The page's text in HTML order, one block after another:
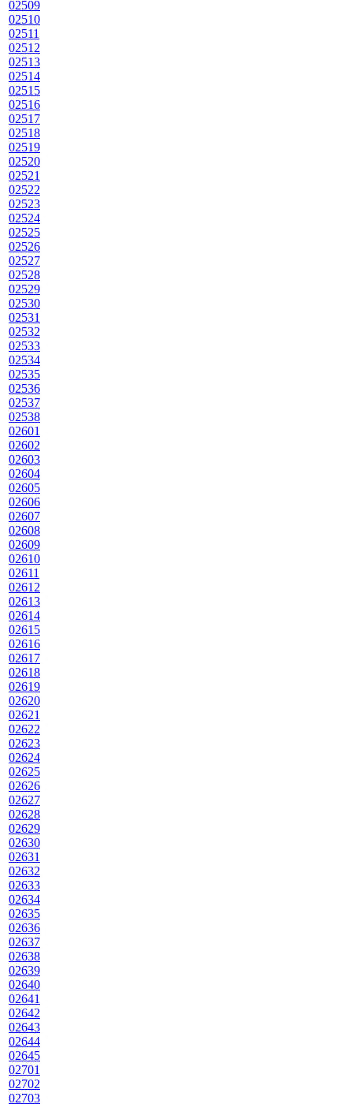
02509
02510
02511
02512
02513
02514
02515
02516
02517
02518
02519
02520
02521
02522
02523
02524
02525
02526
02527
02528
02529
02530
02531
02532
02533
02534
02535
02536
02537
02538
02601
02602
02603
02604
02605
02606
02607
02608
02609
02610
02611
02612
02613
02614
02615
02616
02617
02618
02619
02620
02621
02622
02623
02624
02625
02626
02627
02628
02629
02630
02631
02632
02633
02634
02635
02636
02637
02638
02639
02640
02641
02642
02643
02644
02645
02701
02702
02703